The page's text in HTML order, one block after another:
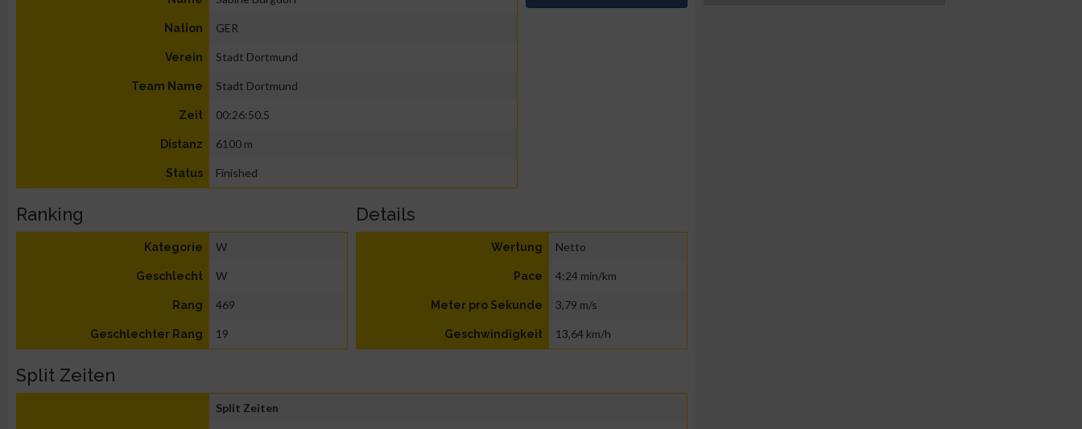
Nation GER
Verein Stadt Dortmund
Team Name Stadt Dortmund
Zeit 00:26:50.5
Distanz 6100 m
Status Finished
Ranking
Kategorie W
Geschlecht W
Rang 469
Geschlechter Rang 19
Details
Wertung Netto
Pace 4:24 min/km
Meter pro Sekunde 3,79 m/s
Geschwindigkeit 13,64 km/h
Split Zeiten
Split Zeiten